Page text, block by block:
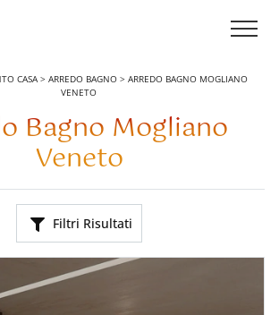
CASA> ARREDO BAGNO> ARREDO BAGNO MOGLIANO
VENETO
Bagno Mogliano
Veneto
Filtri Risultati